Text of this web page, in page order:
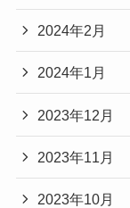
2024年2月
2024年1月
2023年12月
2023年11月
2023年10月